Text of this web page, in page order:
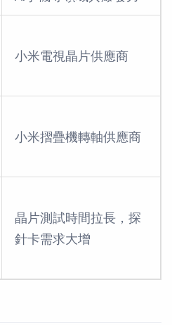
小米電視晶片供應商
小米摺疊機轉軸供應商
晶片測試時間拉長，探
針卡需求大增